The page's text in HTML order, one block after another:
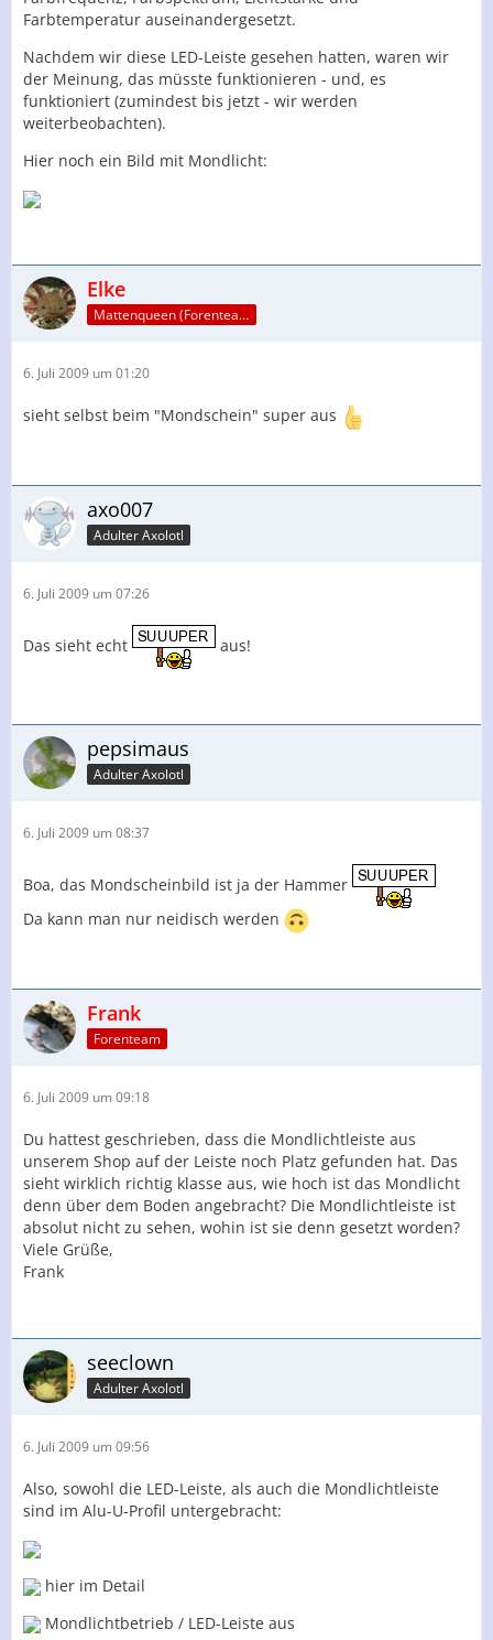
Farbtemperatur auseinandergesetzt.
Nachdem wir diese LED-Leiste gesehen hatten, waren wir
der Meinung, das müsste funktionieren - und, es
funktioniert (zumindest bis jetzt - wir werden
weiterbeobachten).
Hier noch ein Bild mit Mondlicht:
Elke
Mattenqueen (Forenteam)
6. Juli 2009 um 01:20
sieht selbst beim "Mondschein" super aus
axo007
Adulter Axolotl
6. Juli 2009 um 07:26
Das sieht echt aus!
pepsimaus
Adulter Axolotl
6. Juli 2009 um 08:37
Boa, das Mondscheinbild ist ja der Hammer
Da kann man nur neidisch werden
Frank
Forenteam
6. Juli 2009 um 09:18
Du hattest geschrieben, dass die Mondlichtleiste aus
unserem Shop auf der Leiste noch Platz gefunden hat. Das
sieht wirklich richtig klasse aus, wie hoch ist das Mondlicht
denn über dem Boden angebracht? Die Mondlichtleiste ist
absolut nicht zu sehen, wohin ist sie denn gesetzt worden?
Viele Grüße,
Frank
seeclown
Adulter Axolotl
6. Juli 2009 um 09:56
Also, sowohl die LED-Leiste, als auch die Mondlichtleiste
sind im Alu-U-Profil untergebracht:
hier im Detail
Mondlichtbetrieb / LED-Leiste aus